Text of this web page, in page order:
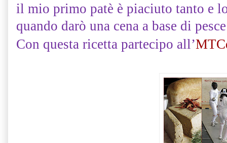
il mio primo patè è piaciuto tanto e
quando darò una cena a base di
Con questa ricetta partecipo all’